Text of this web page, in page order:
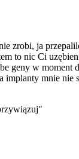
zrobi, ja
to nic Ci
geny w moment
implanty mnie nie